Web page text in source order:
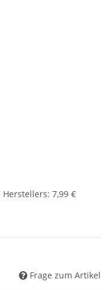
: 7,99 €
Frage zum Artikel